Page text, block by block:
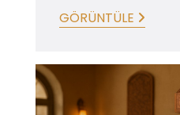
GÖRÜNTÜLE